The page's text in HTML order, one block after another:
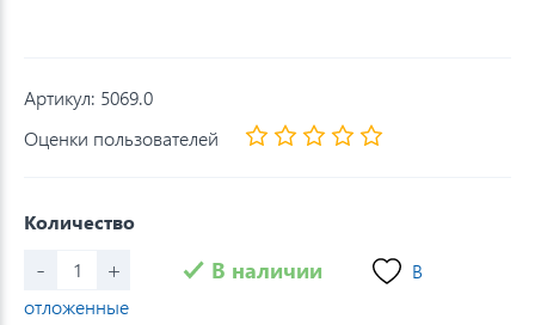
Артикул: 5069.0
Оценки пользователей
Количество
- + В наличии
В
отложенные